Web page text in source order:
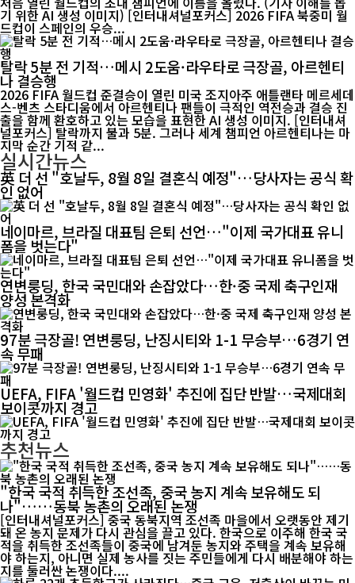
기 위한 AI 생성 이미지) [인터내셔널포커스] 2026 FIFA 북중미 월
드컵이 스페인의 우승...
탈락 5분 전 기적…메시 2도움·라우타로 극장골, 아르헨티
나 결승행
2026 FIFA 월드컵 준결승이 열린 미국 조지아주 애틀랜타 메르세데
스-벤츠 스타디움에서 아르헨티나 팬들이 극적인 역전승과 결승 진
출을 함께 환호하고 있는 모습을 표현한 AI 생성 이미지. [인터내셔
널포커스] 탈락까지 불과 5분. 그러나 세계 챔피언 아르헨티나는 마
지막 순간 기적 같...
실시간뉴스
英 더 선 "호날두, 8월 8일 결혼식 예정"…당사자는 공식 확
인 없어
네이마르, 브라질 대표팀 은퇴 선언…"이제 국가대표 유니
폼을 벗는다"
연변룽딩, 한국 국민대와 손잡았다…한·중 국제 축구인재
양성 본격화
97분 극장골! 연변룽딩, 난징시티와 1-1 무승부…6경기 연
속 무패
UEFA, FIFA '월드컵 민영화' 추진에 집단 반발…국제대회
보이콧까지 경고
추천뉴스
"한국 국적 취득한 조선족, 중국 농지 계속 보유해도 되
나"……동북 농촌의 오래된 논쟁
[인터내셔널포커스] 중국 동북지역 조선족 마을에서 오랫동안 제기
돼 온 농지 문제가 다시 관심을 끌고 있다. 한국으로 이주해 한국 국
적을 취득한 조선족들이 중국에 남겨둔 농지와 주택을 계속 보유해
야 하는지, 아니면 실제 농사를 짓는 주민들에게 다시 배분해야 하는
지를 둘러싼 논쟁이다....